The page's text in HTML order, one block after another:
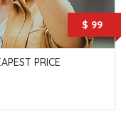
$ 99
PRICE